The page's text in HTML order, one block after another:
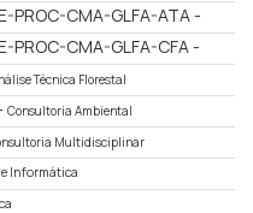
PROC-CMA-GLFA-ATA -
PROC-CMA-GLFA-CFA -
Técnica Florestal
Consultoria Ambiental
Multidisciplinar
Informática